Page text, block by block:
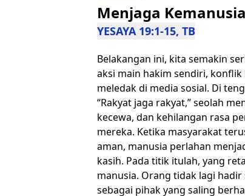
Menjaga
YESAYA 19:1-15, TB
Belakangan ini, kita semakin
aksi main hakim sendiri,
meledak di media sosial. Di
“Rakyat jaga rakyat,” seolah
kecewa, dan kehilangan rasa
mereka. Ketika masyarakat
aman, manusia perlahan
kasih. Pada titik itulah, yang
manusia. Orang tidak lagi
sebagai pihak yang saling